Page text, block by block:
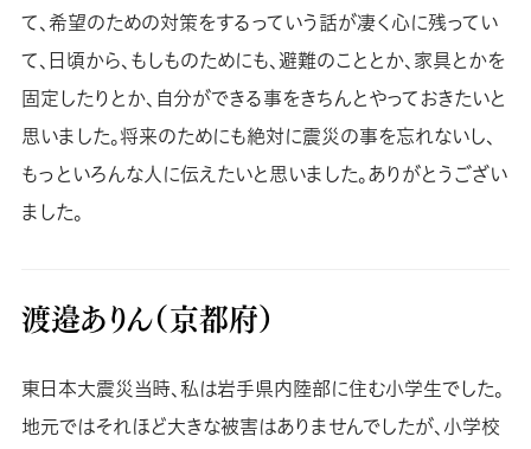
て、希望のための対策をするっていう話が凄く心に残ってい
て、日頃から、もしものためにも、避難のこととか、家具とかを
固定したりとか、自分ができる事をきちんとやっておきたいと
思いました。将来のためにも絶対に震災の事を忘れないし、
もっといろんな人に伝えたいと思いました。ありがとうござい
ました。
渡邉ありん（京都府）
東日本大震災当時、私は岩手県内陸部に住む小学生でした。
地元ではそれほど大きな被害はありませんでしたが、小学校